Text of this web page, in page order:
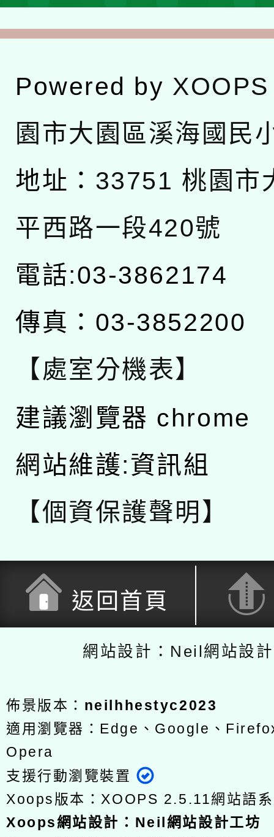
Powered by XOOPS
園市大園區溪海國民
地址： 33751 桃園市
平西路一段420號
電話:03-3862174
傳真：03-3852200
【處室分機表】
建議瀏覽器 chrome
網站維護:資訊組
【個資保護聲明】
返回首頁
網站設計：Neil網站設
佈景版本： neilhhestyc2023
適用瀏覽器：Edge、Google、
Opera
支援行動瀏覽裝置
Xoops版本： XOOPS 2.5.11網站語
Xoops網站設計 ： Neil網站設計工坊